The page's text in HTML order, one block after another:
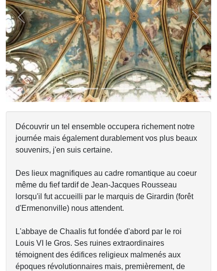
Previous Next
Découvrir un tel ensemble occupera richement notre
journée mais également durablement vos plus beaux
souvenirs, j'en suis certaine.
Des lieux magnifiques au cadre romantique au coeur
même du fief tardif de Jean-Jacques Rousseau
lorsqu'il fut accueilli par le marquis de Girardin (forêt
d'Ermenonville) nous attendent.
L'abbaye de Chaalis fut fondée d'abord par le roi
Louis VI le Gros. Ses ruines extraordinaires
témoignent des édifices religieux malmenés aux
époques révolutionnaires mais, premièrement, de